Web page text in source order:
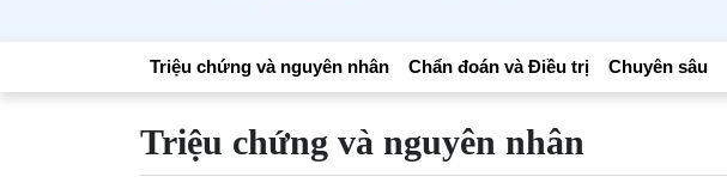
Triệu chứng và nguyên nhân Chẩn đoán và Điều trị Chuyên sâu
Triệu chứng và nguyên nhân